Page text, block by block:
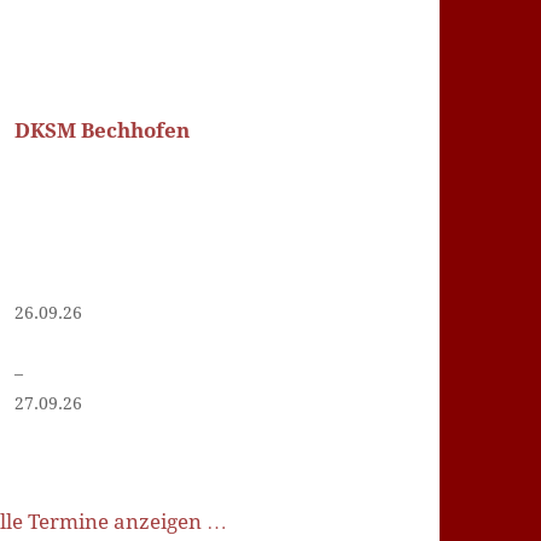
DKSM Bechhofen
26.09.26
–
27.09.26
Termine anzeigen …